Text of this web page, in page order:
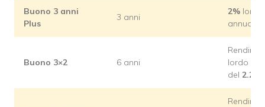
Buono 3 anni
Plus
3 anni
2% lordo
annuo
Buono 3×2 6 anni
lordo
del